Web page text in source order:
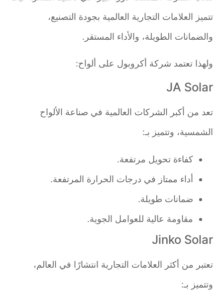
تتميز العلامات التجارية العالمية بجودة التصنيع،
والضمانات الطويلة، والأداء المستقر.
ولهذا تعتمد شركة أكروبول على ألواح:
JA Solar
تعد من أكبر الشركات العالمية في صناعة الألواح
الشمسية، وتتميز بـ:
كفاءة تحويل مرتفعة.
أداء ممتاز في درجات الحرارة المرتفعة.
ضمانات طويلة.
مقاومة عالية للعوامل الجوية.
Jinko Solar
تعتبر من أكثر العلامات التجارية انتشارًا في العالم،
وتتميز بـ: